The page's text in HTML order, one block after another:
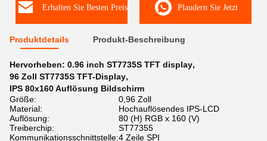
Erhalten Sie Besten Preis Plaudern Sie Jetzt
Produktdetails Produkt-Beschreibung
Hervorheben: 0.96 inch ST7735S TFT display,
96 Zoll ST7735S TFT-Display,
IPS 80x160 Auflösung Bildschirm
Größe:
0,96 Zoll
Material:
Hochauflösendes IPS-LCD
Auflösung:
80 (H) RGB x 160 (V)
Treiberchip:
ST77355
Kommunikationsschnittstelle:4 Zeile SPI